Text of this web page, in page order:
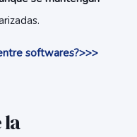
softwares?>>>